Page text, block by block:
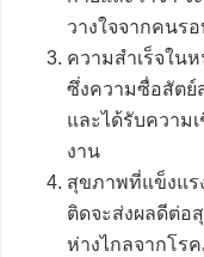
วางใจจากคนร
ความสำเร็จใน
ซึ่งความซื่อสัตย์
และได้รับความ
งาน
สุขภาพที่แข็งแร
ติดจะส่งผลดีต่อ
ห่างไกลจากโร